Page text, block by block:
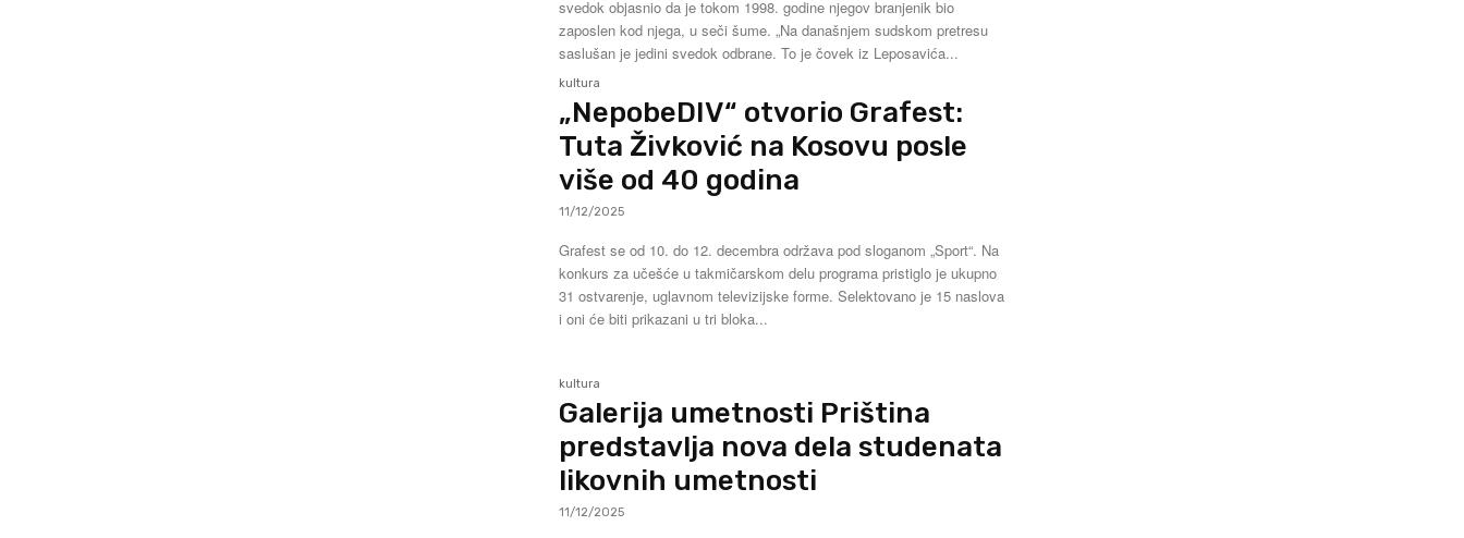
svedok objasnio da je tokom 1998. godine njegov branjenik bio
zaposlen kod njega, u seči šume. „Na današnjem sudskom pretresu
saslušan je jedini svedok odbrane. To je čovek iz Leposavića...
kultura
„NepobeDIV“ otvorio Grafest:
Tuta Živković na Kosovu posle
više od 40 godina
11/12/2025
Grafest se od 10. do 12. decembra održava pod sloganom „Sport“. Na
konkurs za učešće u takmičarskom delu programa pristiglo je ukupno
31 ostvarenje, uglavnom televizijske forme. Selektovano je 15 naslova
i oni će biti prikazani u tri bloka...
kultura
Galerija umetnosti Priština
predstavlja nova dela studenata
likovnih umetnosti
11/12/2025